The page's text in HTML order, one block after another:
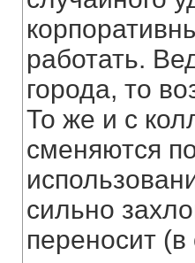
работать.
города, то
То же и с
сменяются
сильно
переносит